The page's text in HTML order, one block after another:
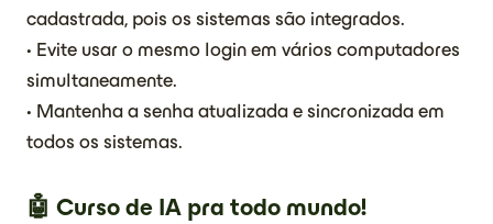
cadastrada, pois os sistemas são integrados.
• Evite usar o mesmo login em vários computadores
simultaneamente.
• Mantenha a senha atualizada e sincronizada em
todos os sistemas.
🤖 Curso de IA pra todo mundo!